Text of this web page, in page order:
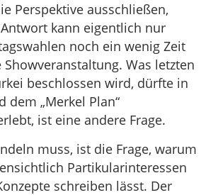
Perspektive ausschließen,
kann eigentlich nur
noch ein wenig Zeit
Was letzten
beschlossen wird, dürfte in
„Merkel Plan“
ist eine andere Frage.
muss, ist die Frage, warum
Partikularinteressen
schreiben lässt. Der